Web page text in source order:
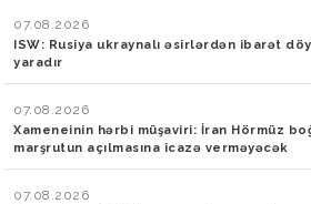
07.08.2026
ISW: Rusiya ukraynalı əsirlərdən ibarət
yaradır
07.08.2026
Xameneinin hərbi müşaviri: İran Hörmüz
marşrutun açılmasına icazə verməyəcək
07.08.2026